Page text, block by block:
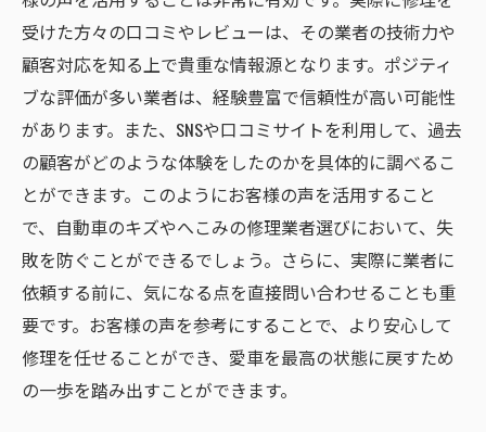
受けた方々の口コミやレビューは、その業者の技術力や
顧客対応を知る上で貴重な情報源となります。ポジティ
ブな評価が多い業者は、経験豊富で信頼性が高い可能性
があります。また、SNSや口コミサイトを利用して、過去
の顧客がどのような体験をしたのかを具体的に調べるこ
とができます。このようにお客様の声を活用すること
で、自動車のキズやへこみの修理業者選びにおいて、失
敗を防ぐことができるでしょう。さらに、実際に業者に
依頼する前に、気になる点を直接問い合わせることも重
要です。お客様の声を参考にすることで、より安心して
修理を任せることができ、愛車を最高の状態に戻すため
の一歩を踏み出すことができます。